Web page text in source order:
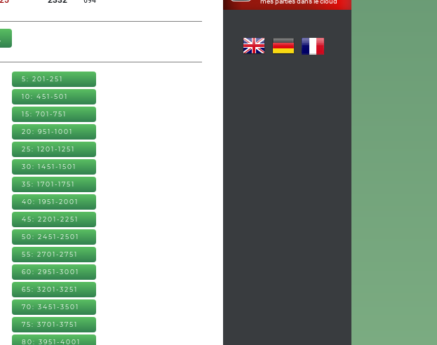
5: 201-251
10: 451-501
15: 701-751
20: 951-1001
25: 1201-1251
30: 1451-1501
35: 1701-1751
40: 1951-2001
45: 2201-2251
50: 2451-2501
55: 2701-2751
60: 2951-3001
65: 3201-3251
70: 3451-3501
75: 3701-3751
80: 3951-4001